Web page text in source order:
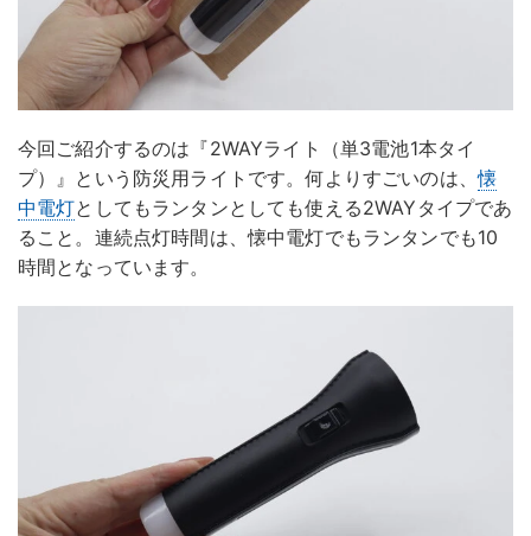
今回ご紹介するのは『2WAYライト（単3電池1本タイ
プ）』という防災用ライトです。何よりすごいのは、懐
中電灯としてもランタンとしても使える2WAYタイプであ
ること。連続点灯時間は、懐中電灯でもランタンでも10
時間となっています。